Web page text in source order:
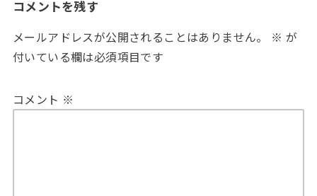
コメントを残す
メールアドレスが公開されることはありません。 ※ が
付いている欄は必須項目です
コメント ※